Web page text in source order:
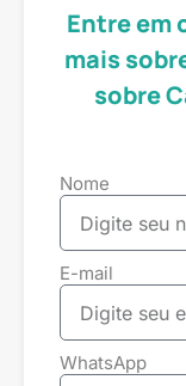
Entre em
mais
sobre
Nome
E-mail
WhatsApp